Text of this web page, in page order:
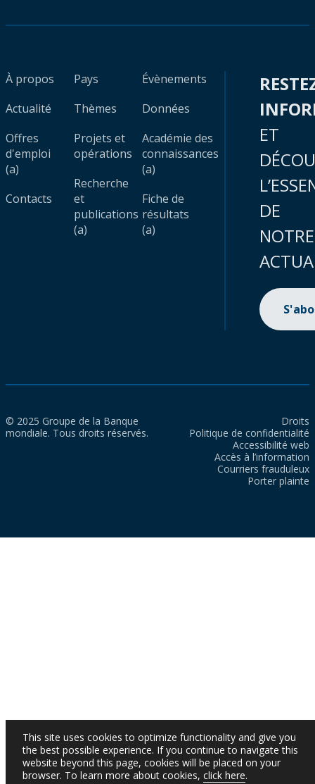
À propos
Actualité
Offres
d'emploi
(a)
Contacts
Pays
Thèmes
Projets et
opérations
Recherche
et
publications
(a)
Évènements
Données
Académie des
connaissances
(a)
Fiche de
résultats
(a)
ET
DE
NOTRE
© 2025 Groupe de la Banque
mondiale. Tous droits réservés.
Droits
Politique de confidentialité
Accessibilité web
Accès à l’information
Courriers frauduleux
Porter plainte
This site uses cookies to optimize functionality and give you
the best possible experience. If you continue to navigate this
website beyond this page, cookies will be placed on your
browser. To learn more about cookies, click here.